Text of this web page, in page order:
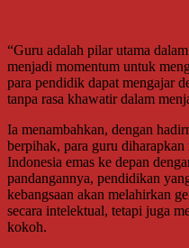
“Guru adalah pilar utama
menjadi momentum untuk
para pendidik dapat mengajar
tanpa rasa khawatir dalam
Ia menambahkan, dengan
berpihak, para guru diharapkan
Indonesia emas ke depan
pandangannya, pendidikan
kebangsaan akan melahirkan
secara intelektual, tetapi juga
kokoh.